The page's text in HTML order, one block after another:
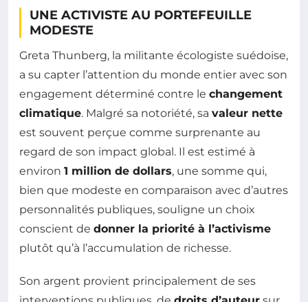
UNE ACTIVISTE AU PORTEFEUILLE
MODESTE
Greta Thunberg, la militante écologiste suédoise,
a su capter l’attention du monde entier avec son
engagement déterminé contre le changement
climatique. Malgré sa notoriété, sa valeur nette
est souvent perçue comme surprenante au
regard de son impact global. Il est estimé à
environ 1 million de dollars, une somme qui,
bien que modeste en comparaison avec d’autres
personnalités publiques, souligne un choix
conscient de donner la priorité à l’activisme
plutôt qu’à l’accumulation de richesse.
Son argent provient principalement de ses